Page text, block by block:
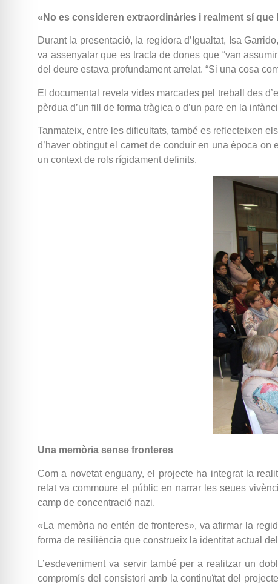
«No es consideren extraordinàries i realment sí que
Durant la presentació, la regidora d’Igualtat, Isa
va assenyalar que es tracta de dones que “van
del deure estava profundament arrelat. “Si una cosa
El documental revela vides marcades pel treball des
pèrdua d’un fill de forma tràgica o d’un pare en la
Tanmateix, entre les dificultats, també es reflecteixen
d’haver obtingut el carnet de conduir en una època
un context de rols rígidament definits.
Una memòria sense fronteres
Com a novetat enguany, el projecte ha integrat la
relat va commoure el públic en narrar les seues
camp de concentració nazi.
«La memòria no entén de fronteres», va afirmar la
forma de resiliència que construeix la identitat actual
L’esdeveniment va servir també per a realitzar un
compromís del consistori amb la continuïtat del